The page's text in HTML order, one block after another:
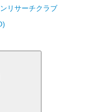
リサーチクラブ